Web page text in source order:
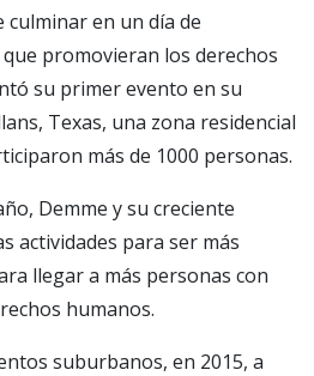
culminar en un día de
promovieran los derechos
su primer evento en su
Texas, una zona residencial
más de 1000 personas.
Demme y su creciente
actividades para ser más
llegar a más personas con
humanos.
suburbanos, en 2015, a